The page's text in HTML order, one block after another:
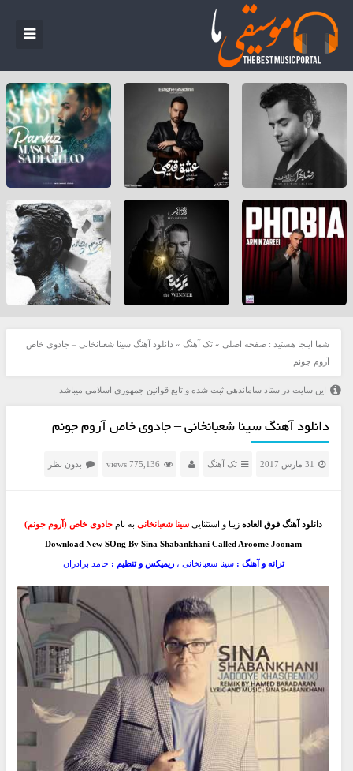
شما اینجا هستید : صفحه اصلی » تک آهنگ » دانلود آهنگ سینا شعبانخانی – جادوی خاص
آروم جونم
این سایت در ستاد ساماندهی ثبت شده و تابع قوانین جمهوری اسلامی میباشد
دانلود آهنگ سینا شعبانخانی – جادوی خاص آروم جونم
31 مارس 2017 تک آهنگ 775,136 views بدون نظر
دانلود آهنگ فوق العاده زیبا و استثناییسینا شعبانخانیبه نام جادوی خاص (آروم جونم)
Download New SOng By Sina Shabankhani Called Aroome Joonam
ترانه و آهنگ : سینا شعبانخانی ،ریمیکس و تنظیم : حامد برادران